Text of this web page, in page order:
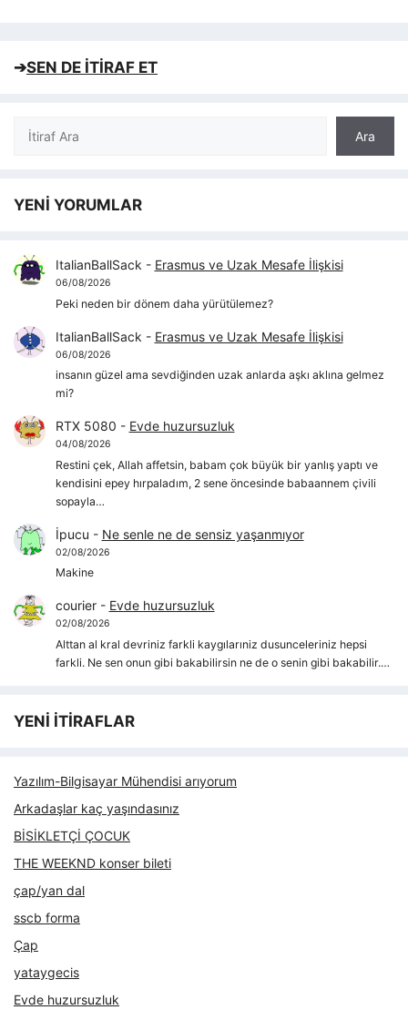
➔SEN DE İTİRAF ET
Ara
Ara
YENİ YORUMLAR
ItalianBallSack - Erasmus ve Uzak Mesafe İlişkisi
06/08/2026
Peki neden bir dönem daha yürütülemez?
ItalianBallSack - Erasmus ve Uzak Mesafe İlişkisi
06/08/2026
insanın güzel ama sevdiğinden uzak anlarda aşkı aklına gelmez
mi?
RTX 5080 - Evde huzursuzluk
04/08/2026
Restini çek, Allah affetsin, babam çok büyük bir yanlış yaptı ve
kendisini epey hırpaladım, 2 sene öncesinde babaannem çivili
sopayla…
İpucu - Ne senle ne de sensiz yaşanmıyor
02/08/2026
Makine
courier- Evde huzursuzluk
02/08/2026
Alttan al kral devriniz farkli kaygılarıniz dusunceleriniz hepsi
farkli. Ne sen onun gibi bakabilirsin ne de o senin gibi bakabilir.…
YENİ İTİRAFLAR
Yazılım-Bilgisayar Mühendisi arıyorum
Arkadaşlar kaç yaşındasınız
BİSİKLETÇİ ÇOCUK
THE WEEKND konser bileti
çap/yan dal
sscb forma
Çap
yataygecis
Evde huzursuzluk